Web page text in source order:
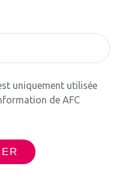
uniquement utilisée
de AFC